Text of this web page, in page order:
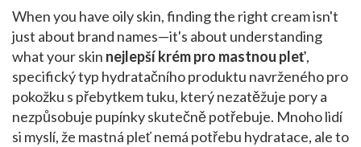
When you have oily skin, finding the right cream isn't
just about brand names—it's about understanding
what your skin nejlepší krém pro mastnou pleť,
specifický typ hydratačního produktu navrženého pro
pokožku s přebytkem tuku, který nezatěžuje pory a
nezpůsobuje pupínkyskutečně potřebuje. Mnoho lidí
si myslí, že mastná pleť nemá potřebu hydratace, ale to